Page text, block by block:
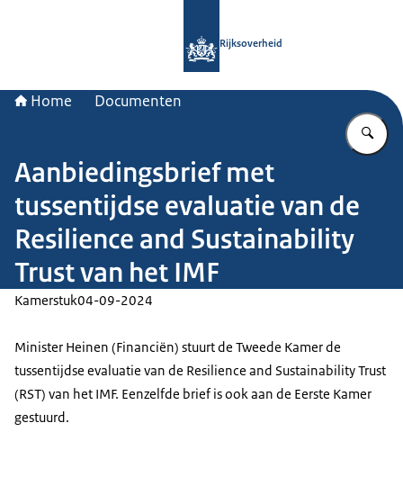
Rijksoverheid
Home Documenten
Aanbiedingsbrief met
tussentijdse evaluatie van de
Resilience and Sustainability
Trust van het IMF
Kamerstuk04-09-2024
Minister Heinen (Financiën) stuurt de Tweede Kamer de
tussentijdse evaluatie van de Resilience and Sustainability Trust
(RST) van het IMF. Eenzelfde brief is ook aan de Eerste Kamer
gestuurd.